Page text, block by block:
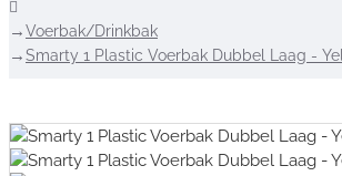
Voerbak/Drinkbak
Smarty 1 Plastic Voerbak Dubbel Laag -